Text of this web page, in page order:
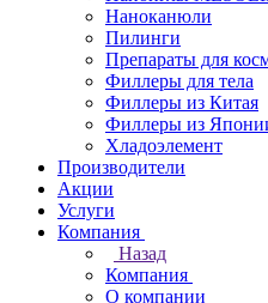
Наноканюли
Пилинги
Препараты для
Филлеры для тела
Филлеры из Китая
Филлеры из
Хладоэлемент
Производители
Акции
Услуги
Компания
Назад
Компания
О компании